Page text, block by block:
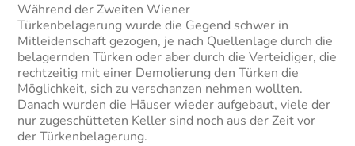
Während der Zweiten Wiener
Türkenbelagerung wurde die Gegend schwer in
Mitleidenschaft gezogen, je nach Quellenlage durch die
belagernden Türken oder aber durch die Verteidiger, die
rechtzeitig mit einer Demolierung den Türken die
Möglichkeit, sich zu verschanzen nehmen wollten.
Danach wurden die Häuser wieder aufgebaut, viele der
nur zugeschütteten Keller sind noch aus der Zeit vor
der Türkenbelagerung.